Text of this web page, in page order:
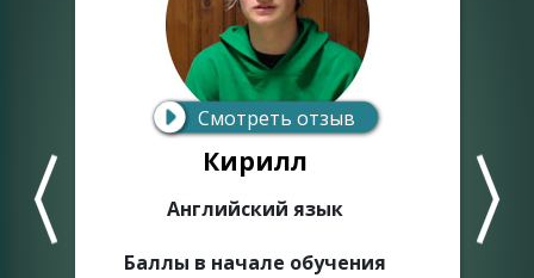
Смотреть отзыв
Кирилл
Английский язык
Баллы в начале обучения